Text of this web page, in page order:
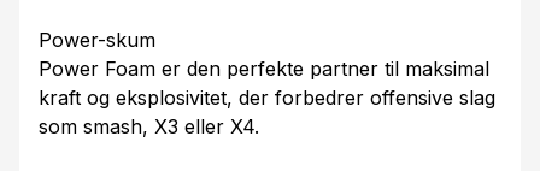
Power-skum
Power Foam er den perfekte partner til maksimal
kraft og eksplosivitet, der forbedrer offensive slag
som smash, X3 eller X4.